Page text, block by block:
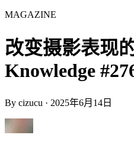
MAGAZINE
改变摄影表现
Knowledge
By cizucu · 2025年6月14日